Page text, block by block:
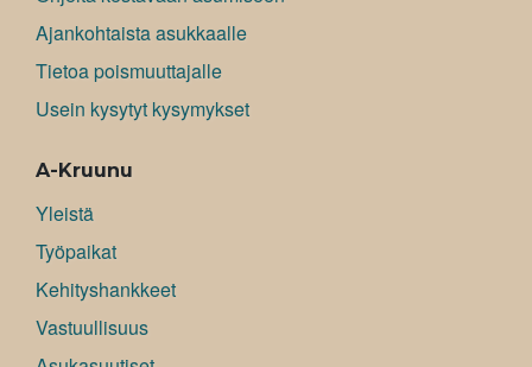
Ajankohtaista asukkaalle
Tietoa poismuuttajalle
Usein kysytyt kysymykset
A-Kruunu
Yleistä
Työpaikat
Kehityshankkeet
Vastuullisuus